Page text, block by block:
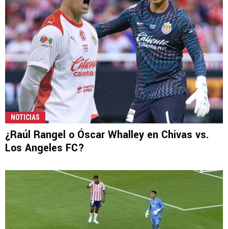
NOTICIAS
¿Raúl Rangel o Óscar Whalley en Chivas vs.
Los Angeles FC?